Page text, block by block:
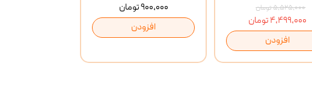
۹۰۰,۰۰۰ تومان
افزودن
۵,۵۲۵,۰۰۰ تومان
۴,۴۹۹,۰۰۰ تومان
افزودن